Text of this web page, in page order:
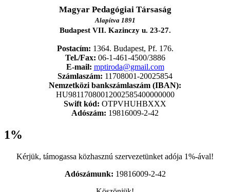
Magyar Pedagógiai Társaság
Alapítva 1891
Budapest VII. Kazinczy u. 23-27.
Postacím: 1364. Budapest, Pf. 176.
Tel./Fax: 06-1-461-4500/3886
E-mail: mptiroda@gmail.com
Számlaszám: 11708001-20025854
Nemzetközi bankszámlaszám (IBAN):
HU98117080012002585400000000
Swift kód: OTPVHUHBXXX
Adószám: 19816009-2-42
1%
Kérjük, támogassa közhasznú szervezetünket adója 1%-ával!
Adószámunk: 19816009-2-42